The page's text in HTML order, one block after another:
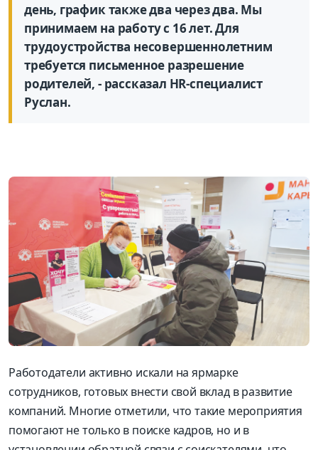
день, график также два через два. Мы
принимаем на работу с 16 лет. Для
трудоустройства несовершеннолетним
требуется письменное разрешение
родителей, - рассказал HR-специалист
Руслан.
Работодатели активно искали на ярмарке
сотрудников, готовых внести свой вклад в развитие
компаний. Многие отметили, что такие мероприятия
помогают не только в поиске кадров, но и в